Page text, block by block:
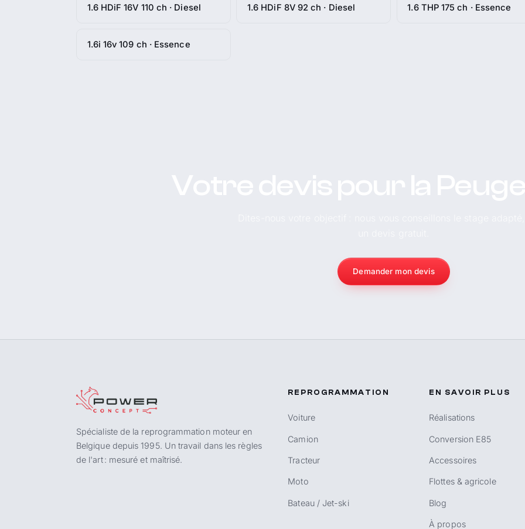
1.6 HDiF 16V 110 ch · Diesel 1.6 HDiF 8V 92 ch · Diesel 1.6 THP 175 ch · Essence
1.6i 16v 109 ch · Essence
Demander mon devis
Spécialiste de la reprogrammation moteur en
Belgique depuis 1995. Un travail dans les règles
de l'art : mesuré et maîtrisé.
REPROGRAMMATION
Voiture
Camion
Tracteur
Moto
Bateau / Jet-ski
EN SAVOIR PLUS
Réalisations
Conversion E85
Accessoires
Flottes & agricole
Blog
À propos